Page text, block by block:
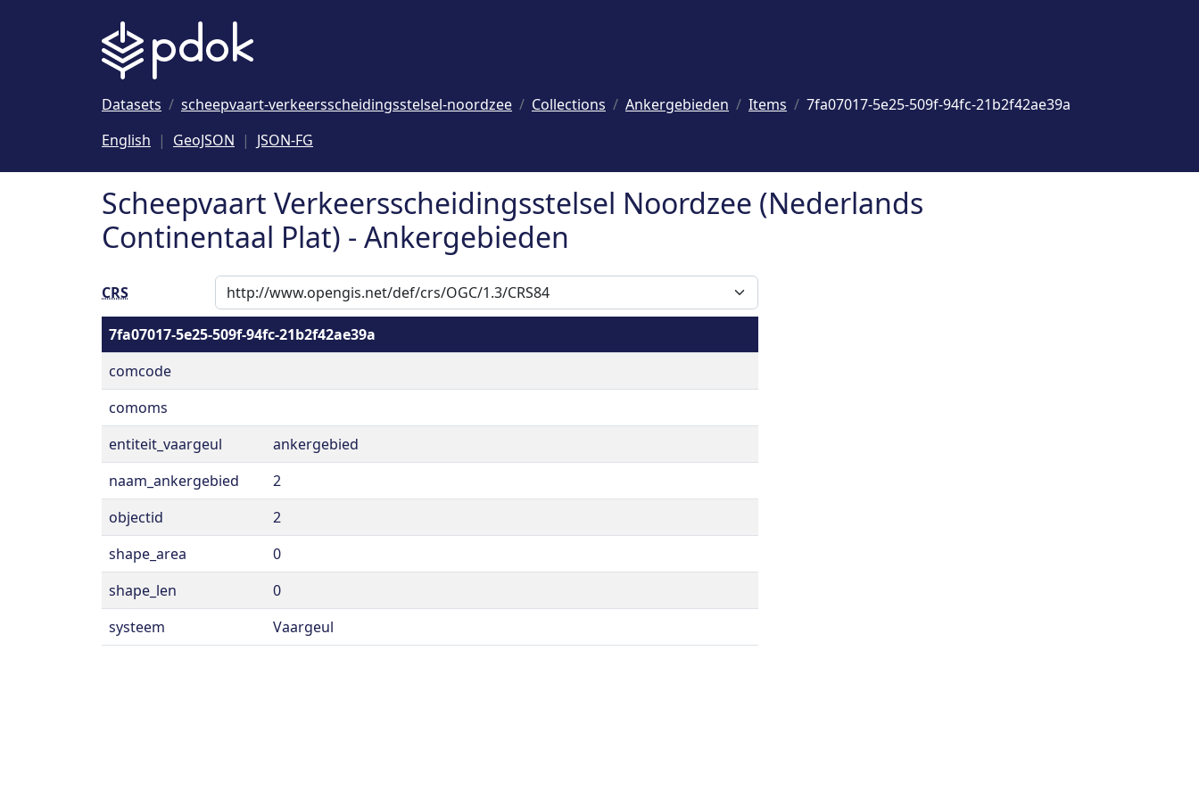
Datasets scheepvaart-verkeersscheidingsstelsel-noordzee Collections Ankergebieden Items
7fa07017-5e25-509f-94fc-21b2f42ae39a
English
GeoJSON JSON-FG
Scheepvaart Verkeersscheidingsstelsel Noordzee (Nederlands
Continentaal Plat) - Ankergebieden
CRS
7fa07017-5e25-509f-94fc-21b2f42ae39a
comcode
comoms
entiteit_vaargeul
ankergebied
naam_ankergebied
2
objectid
2
shape_area
0
shape_len
0
systeem
Vaargeul